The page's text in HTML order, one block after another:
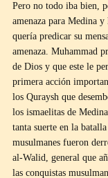
Pero no todo iba bien,
amenaza para Medina
quería predicar su
amenaza. Muhammad
de Dios y que este le
primera acción
los Quraysh que
los ismaelitas de
tanta suerte en la
musulmanes fueron
al-Walid, general que
las conquistas